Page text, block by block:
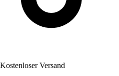
Kostenloser Versand